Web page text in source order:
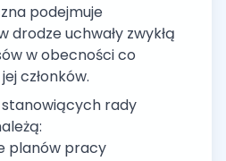
podejmuje
drodze uchwały zwykłą
w obecności co
członków.
rady
planów pracy